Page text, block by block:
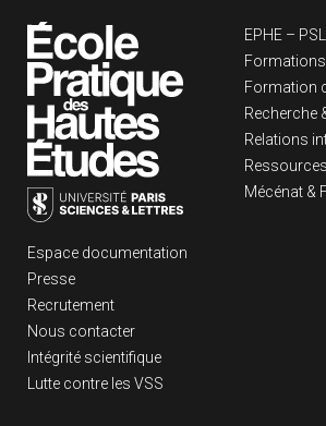
EPHE –
Formation
Recherche
Relations
Mécénat &
Liens footer
Espace documentation
Presse
Recrutement
Nous contacter
Intégrité scientifique
Lutte contre les VSS